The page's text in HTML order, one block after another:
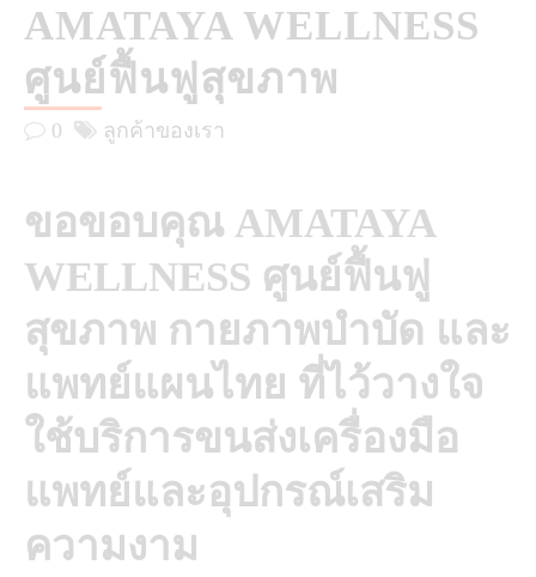
AMATAYA WELLNESS
ศูนย์ฟื้นฟูสุขภาพ
0 ลูกค้าของเรา
ขอขอบคุณ AMATAYA
WELLNESS ศูนย์ฟื้นฟู
สุขภาพ กายภาพบำบัด และ
แพทย์แผนไทย ที่ไว้วางใจ
ใช้บริการขนส่งเครื่องมือ
แพทย์และอุปกรณ์เสริม
ความงาม